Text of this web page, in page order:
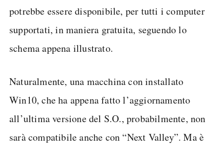
potrebbe essere disponibile, per tutti i computer
supportati, in maniera gratuita, seguendo lo
schema appena illustrato.
Naturalmente, una macchina con installato
Win10, che ha appena fatto l’aggiornamento
all’ultima versione del S.O., probabilmente, non
sarà compatibile anche con “Next Valley”. Ma è